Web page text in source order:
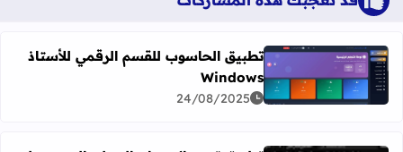
اقرأ المزيد عن تطبيق الحاسوب للقسم الرقمي للأستاذ Windows
تطبيق الحاسوب للقسم الرقمي للأستاذ
Windows
24/08/2025